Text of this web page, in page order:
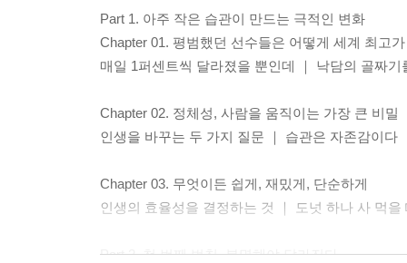
Part 1. 아주 작은 습관이 만드는 극적인 변화
Chapter 01. 평범했던 선수들은 어떻게 세계 최고
매일 1퍼센트씩 달라졌을 뿐인데 ｜ 낙담의 골짜
Chapter 02. 정체성, 사람을 움직이는 가장 큰 비밀
인생을 바꾸는 두 가지 질문 ｜ 습관은 자존감이다
Chapter 03. 무엇이든 쉽게, 재밌게, 단순하게
인생의 효율성을 결정하는 것 ｜ 도넛 하나 사 먹
Part 2. 첫 번째 법칙, 분명해야 달라진다